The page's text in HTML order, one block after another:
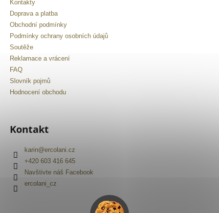
u
j
e
m
e
Kontakty
Doprava a platba
Obchodní podmínky
Podmínky ochrany osobních údajů
Soutěže
Reklamace a vrácení
FAQ
Slovník pojmů
Hodnocení obchodu
Kontakt
karin@ercolani.cz
+420 603 416 645
Navštivte náš Facebook
ercolani_cz